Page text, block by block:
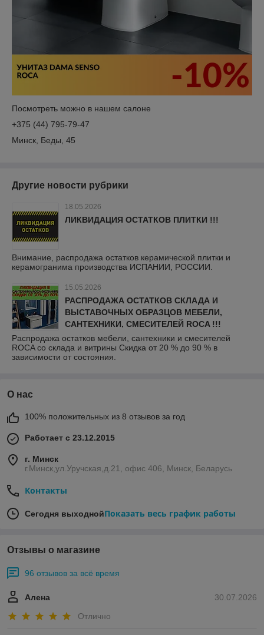
Посмотреть можно в нашем салоне
+375 (44) 795-79-47
Минск, Беды, 45
Другие новости рубрики
18.05.2026
ЛИКВИДАЦИЯ ОСТАТКОВ ПЛИТКИ !!!
Внимание, распродажа остатков керамической плитки и
керамогранима производства ИСПАНИИ, РОССИИ.
15.05.2026
РАСПРОДАЖА ОСТАТКОВ СКЛАДА И
ВЫСТАВОЧНЫХ ОБРАЗЦОВ МЕБЕЛИ,
САНТЕХНИКИ, СМЕСИТЕЛЕЙ ROCA !!!
Распродажа остатков мебели, сантехники и смесителей
ROCA со склада и витрины Скидка от 20 % до 90 % в
зависимости от состояния.
О нас
100% положительных из 8 отзывов за год
Работает с 23.12.2015
г. Минск
г.Минск,ул.Уручская,д.21, офис 406, Минск, Беларусь
Контакты
Сегодня выходнойПоказать весь график работы
Отзывы о магазине
96 отзывов за всё время
30.07.2026
Алена
Отлично